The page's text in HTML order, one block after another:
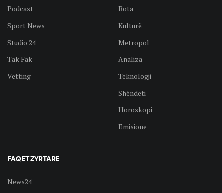
Podcast
Sport News
Studio 24
Tak Fak
Vetting
Bota
Kulturë
Metropol
Analiza
Teknologji
Shëndeti
Horoskopi
Emisione
FAQET ZYRTARE
News24